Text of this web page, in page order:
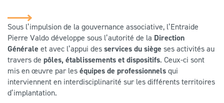
Sous l’impulsion de la gouvernance associative, l’Entraide
Pierre Valdo développe sous l’autorité de la Direction
Générale et avec l’appui desservices du siège ses activités au
travers de pôles, établissements et dispositifs. Ceux-ci sont
mis en œuvre par leséquipes de professionnelsqui
interviennent en interdisciplinarité sur les différents territoires
d’implantation.